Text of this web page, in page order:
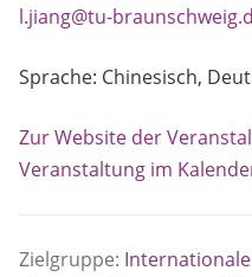
l.jiang@tu-
Sprache: Chinesisch,
Zur Website der
Veranstaltung im
Zielgruppe: